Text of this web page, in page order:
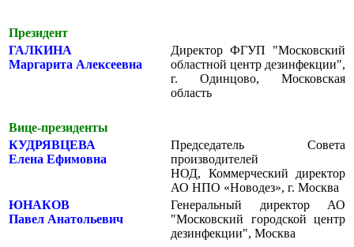
Президент
ГАЛКИНА
Маргарита Алексеевна
Директор ФГУП "Московский
областной центр дезинфекции",
г. Одинцово, Московская
область
Вице-президенты
КУДРЯВЦЕВА
Елена Ефимовна
Председатель Совета
производителей
НОД, Коммерческий директор
АО НПО «Новодез», г. Москва
ЮНАКОВ
Павел Анатольевич
Генеральный директор АО
"Московский городской центр
дезинфекции", Москва